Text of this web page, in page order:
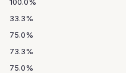
100.0%
33.3%
75.0%
73.3%
75.0%